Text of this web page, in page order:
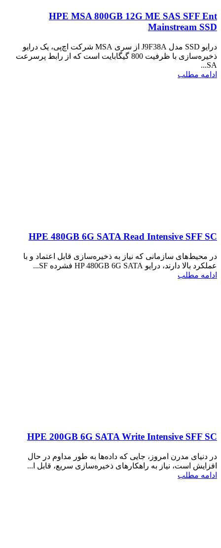
HPE MSA 800GB 12G ME SAS SFF Ent
Mainstream SSD
درایو SSD مدل J9F38A از سری MSA شرکت اچ‌پی، یک درایو
ذخیره‌سازی با ظرفیت 800 گیگابایت است که از رابط پرسرعت
SA...
ادامه مطلب
HPE 480GB 6G SATA Read Intensive SFF SC
در محیط‌های سازمانی که نیاز به ذخیره‌سازی قابل اعتماد و با
عملکرد بالا دارند، درایو HP 480GB 6G SATA فشرده SF...
ادامه مطلب
HPE 200GB 6G SATA Write Intensive SFF SC
در دنیای مدرن امروز، جایی که داده‌ها به طور مداوم در حال
افزایش است، نیاز به راهکارهای ذخیره‌سازی سریع، قابل ا...
ادامه مطلب